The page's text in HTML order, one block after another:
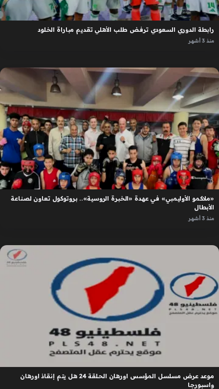
رابطة الدوري السعودي ترفض طلب الأهلي تقديم مباراة الخلود
منذ 3 أشهر
«ملاكمو الأوليمبي» في عهدة «الخبرة الروسية».. بروتوكول تعاون لصناعة
الأبطال
منذ 3 أشهر
موعد عرض مسلسل المؤسس اورهان الحلقة 24 هل يتم إنقاذ اورهان
واسبورجا